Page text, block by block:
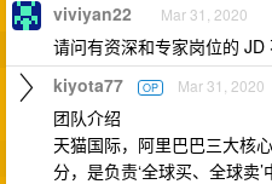
viviyan22 Mar 31, 2020
请问有资深和专家岗位的 JD
kiyota77 OP Mar 31, 2020
团队介绍
天猫国际，阿里巴巴三大核
分，是负责‘全球买、全球卖